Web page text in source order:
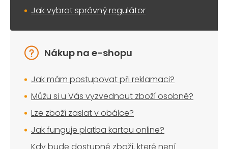
Jak vybrat správný regulátor
Nákup na e-shopu
Jak mám postupovat při reklamaci?
Můžu si u Vás vyzvednout zboží osobně?
Lze zboží zaslat v obálce?
Jak funguje platba kartou online?
Kdy bude dostupné zboží, které není